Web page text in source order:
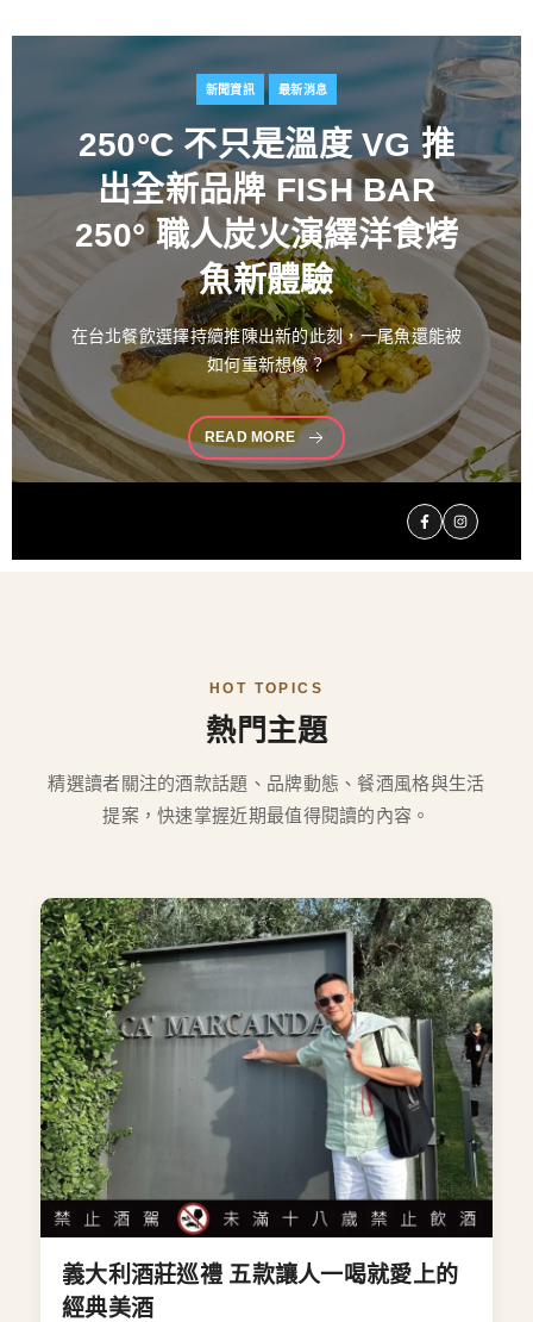
新聞資訊 最新消息
百富攜手金獎藝術家推出
花時心藝限量禮盒 循四季
流轉描繪時間之美 演繹過
桶工藝經典 獻禮中秋
中秋佳節向來是傳遞情誼與分享珍藏的重要時刻。堅
持百年製酒工藝
READ MORE
HOT TOPICS
熱門主題
精選讀者關注的酒款話題、品牌動態、餐酒風格與生活
提案，快速掌握近期最值得閱讀的內容。
義大利酒莊巡禮 五款讓人一喝就愛上的
經典美酒